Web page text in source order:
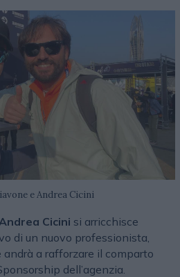
e Andrea Cicini
Andrea Cicini si arricchisce
di un nuovo professionista,
andrà a rafforzare il comparto
dell’agenzia.